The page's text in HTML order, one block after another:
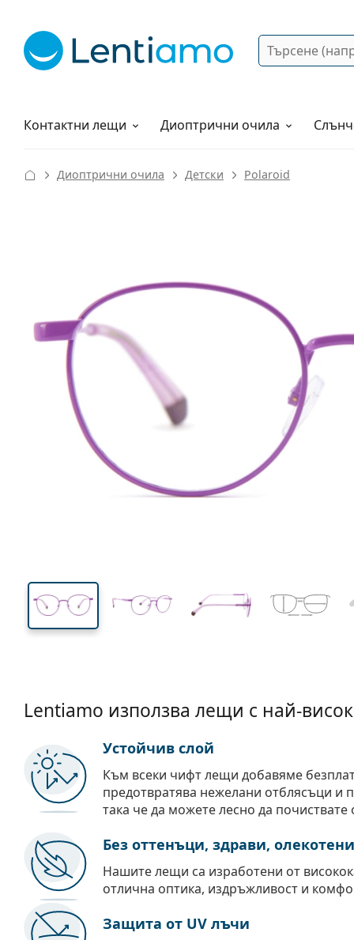
Търсене
Контактни лещи
Разтвори Диоптрични очила
Как да поръчам?
Диоптрични очила Детски Polaroid
Ширина
41 mm
Височина на стъклото Ширина на стъклото
Ширина
на
Lentiamo използва лещи с най-
Устойчив слой
Към всеки чифт лещи добавяме
предотвратява нежелани отблясъци и
така че да можете лесно да почиствате
Без оттенъци, здрави, олекотени
Нашите лещи са изработени от
отлична оптика, издръжливост и
Защита от UV лъчи